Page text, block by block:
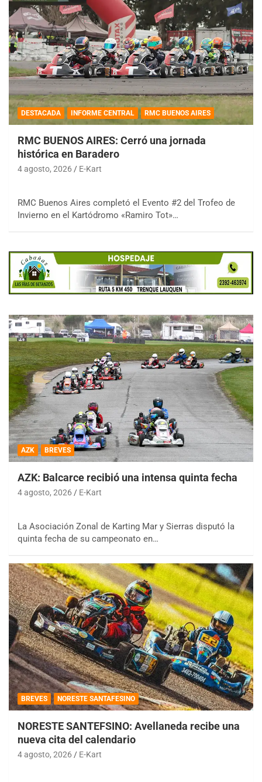
DESTACADA INFORME CENTRAL RMC BUENOS AIRES
RMC BUENOS AIRES: Cerró una jornada
histórica en Baradero
4 agosto, 2026 E-Kart
RMC Buenos Aires completó el Evento #2 del Trofeo de
Invierno en el Kartódromo «Ramiro Tot»…
AZK BREVES
AZK: Balcarce recibió una intensa quinta fecha
4 agosto, 2026 E-Kart
La Asociación Zonal de Karting Mar y Sierras disputó la
quinta fecha de su campeonato en…
BREVES NORESTE SANTAFESINO
NORESTE SANTEFSINO: Avellaneda recibe una
nueva cita del calendario
4 agosto, 2026 E-Kart